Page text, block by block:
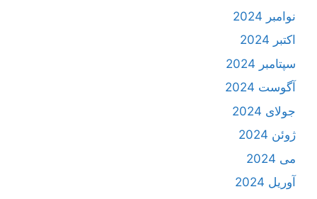
نوامبر 2024
اکتبر 2024
سپتامبر 2024
آگوست 2024
جولای 2024
ژوئن 2024
می 2024
آوریل 2024